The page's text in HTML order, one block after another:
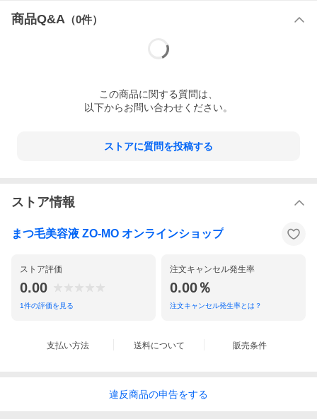
商品Q&A （0件）
この商品に関する質問は、
以下からお問い合わせください。
ストアに質問を投稿する
ストア情報
まつ毛美容液 ZO-MO オンラインショップ
ストア評価
0.00
1件の評価を見る
注文キャンセル発生率
0.00％
注文キャンセル発生率とは？
支払い方法 送料について 販売条件
違反商品の申告をする